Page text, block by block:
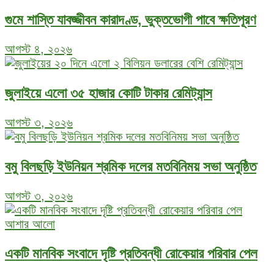
গুমে শাস্তি যাবজ্জীবন কারাদণ্ড, ভুক্তভোগী পাবে ক্ষতিপূরণ
আগস্ট ৪, ২০২৬
জুলাইয়ে এলো ৩৫ হাজার কোটি টাকার রেমিট্যান্স
আগস্ট ৩, ২০২৬
বমু বিলছড়ি ইউনিয়ন শ্রমিক দলের মতবিনিময় সভা অনুষ্ঠিত
আগস্ট ৩, ২০২৬
একটি মানবিক সংবাদে দৃষ্টি প্রতিবন্ধী রোকেয়ার পরিবার পেল